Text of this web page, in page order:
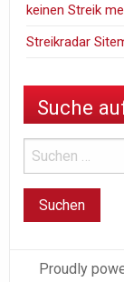
keinen Streik
Streikradar
Suche
Proudly